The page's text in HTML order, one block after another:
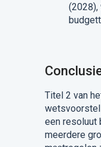
(2028),
Titel 2 van
een resoluut
meerdere